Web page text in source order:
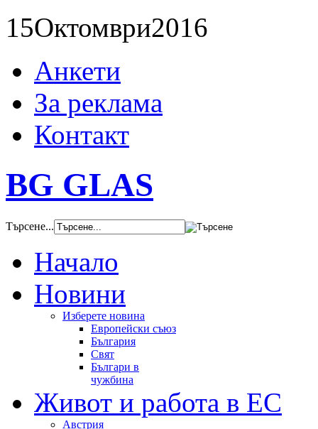
15Октомври2016
Анкети
За реклама
Контакт
BG GLAS
Търсене...
Начало
Новини
Изберете новина
Европейски съюз
България
Свят
Българи в
чужбина
Живот и работа в ЕС
Австрия